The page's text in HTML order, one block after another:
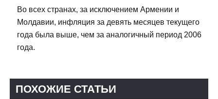
Во всех странах, за исключением Армении и
Молдавии, инфляция за девять месяцев текущего
года была выше, чем за аналогичный период 2006
года.
ПОХОЖИЕ СТАТЬИ